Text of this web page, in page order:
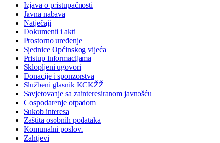
Izjava o pristupačnosti
Javna nabava
Natječaji
Dokumenti i akti
Prostorno uređenje
Sjednice Općinskog vijeća
Pristup informacijama
Sklopljeni ugovori
Donacije i sponzorstva
Službeni glasnik KCKŽŽ
Savjetovanje sa zainteresiranom javnošću
Gospodarenje otpadom
Sukob interesa
Zaštita osobnih podataka
Komunalni poslovi
Zahtjevi